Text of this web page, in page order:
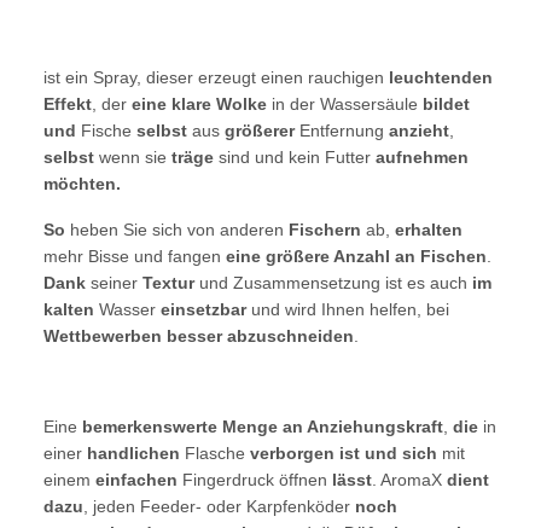
ist ein Spray, dieser erzeugt einen rauchigen leuchtenden
Effekt, der eine klare Wolke in der Wassersäule bildet
und Fische selbst aus größererEntfernung anzieht,
selbst wenn sie träge sind und kein Futter aufnehmen
möchten.
So heben Sie sich von anderen Fischern ab, erhalten
mehr Bisse und fangen eine größere Anzahl an Fischen.
Dank seiner Texturund Zusammensetzung ist es auch im
kalten Wasser einsetzbarund wird Ihnen helfen, bei
Wettbewerben besser abzuschneiden.
Eine bemerkenswerte Menge an Anziehungskraft, die in
einer handlichen Flasche verborgen ist und sich mit
einem einfachen Fingerdruck öffnen lässt. AromaX dient
dazu, jeden Feeder- oder Karpfenköder noch